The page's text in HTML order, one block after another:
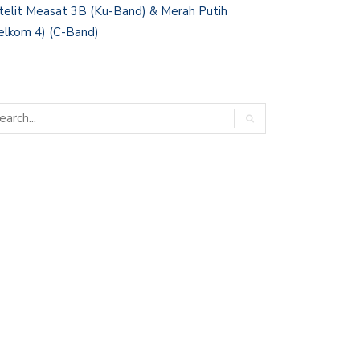
Measat 3B (Ku-Band) & Merah Putih
4) (C-Band)